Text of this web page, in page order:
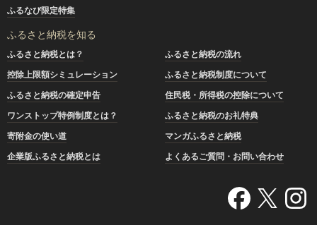
ふるなび限定特集
ふるさと納税を知る
ふるさと納税とは？
ふるさと納税の流れ
控除上限額シミュレーション
ふるさと納税制度について
ふるさと納税の確定申告
住民税・所得税の控除について
ワンストップ特例制度とは？
ふるさと納税のお礼特典
寄附金の使い道
マンガふるさと納税
企業版ふるさと納税とは
よくあるご質問・お問い合わせ